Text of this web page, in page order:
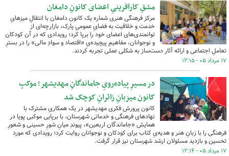
مشقِ کارآفرینیِ اعضای کانونِ دامغان
مرکز فرهنگی هنری شماره یک کانون دامغان با انتقالِ میزهایِ
خدمت و خلاقیت به فضایِ عمومیِ پارک، بازارچه‌ای از
توانمندی‌های اعضای خود را برپا کرد؛ رویدادی که در آن کودکان
و نوجوانان، مفاهیمِ پیچیده‌یِ «اقتصاد و سوادِ مالی» را در بسترِ
تعاملِ اجتماعی و ارائه آثار دست‌ساز به شکلی عملی تجربه کردند.
۱۷ مرداد ۰۵ - ۱۲:۱۵
در مسیرِ پیاده‌رویِ جاماندگانِ مهدیشهر؛ موکبِ
کانون میزبانِ زائرانِ کوچک شد
کانون پرورش فکری مهدیشهر در یک همکاریِ مشترک با
نهادهای فرهنگی و خدماتی شهرستان، با برپایی موکبی پویا در
همایش «جاماندگان اربعین»، پیوندِ میانِ شورِ حسینی و شعورِ
فرهنگی را با زبانِ هنر و هدیه‌یِ کتاب برای کودکان و نوجوانان روایت کرد؛ رویدادی که مورد
تحسین و بازدید مسئولان ارشد شهرستان نیز قرار گرفت.
۱۷ مرداد ۰۵ - ۱۲:۱۴